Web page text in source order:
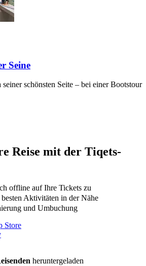
Seine
schönsten Seite – bei einer Bootstour
Reise mit der Tiqets-
offline auf Ihre Tickets zu
Aktivitäten in der Nähe
und Umbuchung
heruntergeladen